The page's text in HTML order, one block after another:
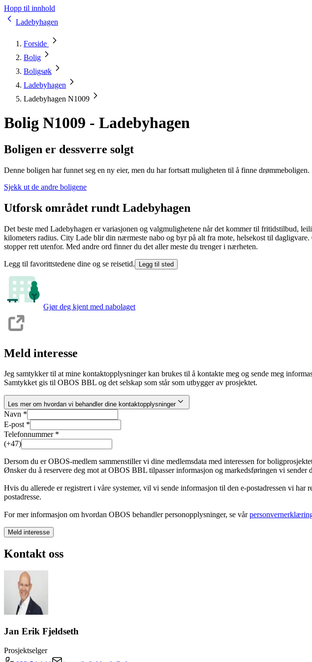
Hopp til innhold
Ladebyhagen
Forside
Bolig
Boligsøk
Ladebyhagen
Ladebyhagen N1009
Bolig N1009 - Ladebyhagen
Boligen er dessverre solgt
Denne boligen har funnet seg en ny eier, men du har fortsatt muligheten til å finne drømmeboligen.
Sjekk ut de andre boligene
Utforsk området rundt Ladebyhagen
Det beste med Ladebyhagen er variasjonen og valgmulighetene når det kommer til fritidstilbud,
kilometers radius. City Lade blir din nærmeste nabo og byr på alt fra mote, helsekost til
stopper rett utenfor. Med andre ord finner du det aller meste du trenger i nærheten.
Legg til favorittstedene dine og se reisetid. Legg til sted
Gjør deg kjent med nabolaget
Meld interesse
Jeg samtykker til at mine kontaktopplysninger kan brukes til å kontakte meg og sende meg
Samtykket gis til OBOS BBL og det selskap som står som utbygger av prosjektet.
Les mer om hvordan vi behandler dine kontaktopplysninger
Navn *
E-post *
Telefonnummer *
(+47)
Dersom du er OBOS-medlem sammenstiller vi dine medlemsdata med interessen for
Ønsker du å reservere deg mot at OBOS BBL tilpasser informasjon og markedsføringen vi sender
Hvis du allerede er registrert i våre systemer, vil vi sende informasjon til den e-postadressen vi
postadresse.
For mer informasjon om hvordan OBOS behandler personopplysninger, se vår
Meld interesse
Kontakt oss
Jan Erik Fjeldseth
Prosjektselger